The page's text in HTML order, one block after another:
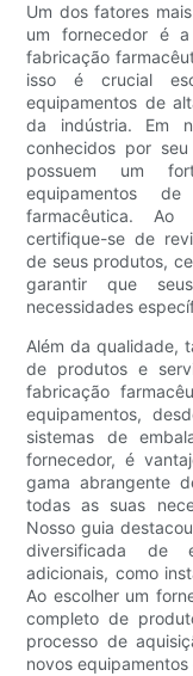
Um dos fatores
um fornecedor é
fabricação
isso é crucial
equipamentos de
da indústria. Em
conhecidos por
possuem um
equipamentos
farmacêutica. Ao
certifique-se de
de seus produtos,
garantir que
necessidades
Além da qualidade,
de produtos e
fabricação
equipamentos,
sistemas de
fornecedor, é
gama abrangente
todas as suas
Nosso guia
diversificada de
adicionais, como
Ao escolher um
completo de
processo de
novos